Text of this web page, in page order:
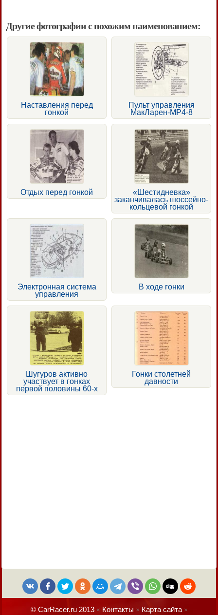
Другие фотографии с похожим наименованием:
Наставления перед
гонкой
Пульт управления
МакЛарен-МР4-8
Отдых перед гонкой
«Шестидневка»
заканчивалась шоссейно-
кольцевой гонкой
Электронная система
управления
В ходе гонки
Шугуров активно
участвует в гонках
первой половины 60-х
Гонки столетней
давности
© CarRacer.ru 2013× Контакты × Карта сайта×